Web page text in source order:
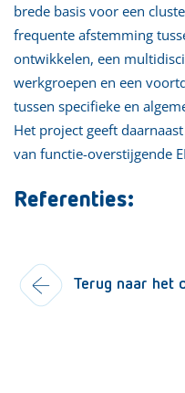
brede basis voor een
frequente afstemming
ontwikkelen, een
werkgroepen en een
tussen specifieke en
Het project geeft
van functie-overstijgende
Referenties:
Terug naar het